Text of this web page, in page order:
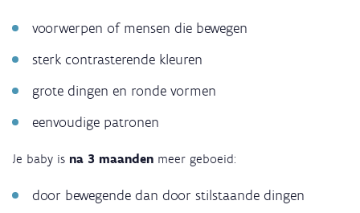
voorwerpen of mensen die bewegen
sterk contrasterende kleuren
grote dingen en ronde vormen
eenvoudige patronen
Je baby is na 3 maanden meer geboeid:
door bewegende dan door stilstaande dingen